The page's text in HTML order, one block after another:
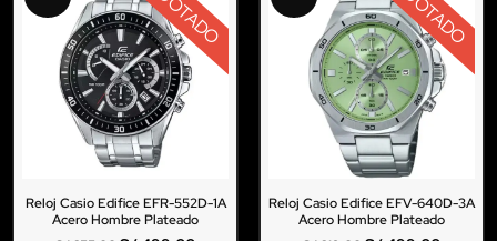
Reloj Casio Edifice EFR-552D-1A
Acero Hombre Plateado
Reloj Casio Edifice EFV-640D-3A
Acero Hombre Plateado